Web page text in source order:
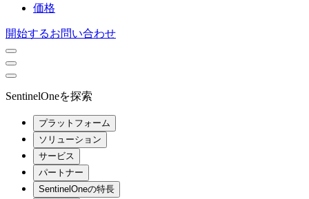
価格
開始するお問い合わせ
SentinelOneを探索
プラットフォーム
ソリューション
サービス
パートナー
SentinelOneの特長